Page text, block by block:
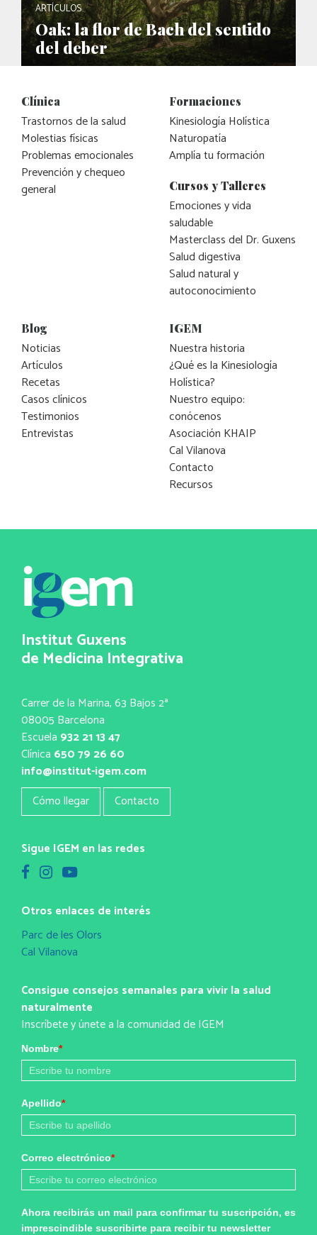
ARTÍCULOS
Oak: la flor de Bach del sentido
del deber
Clínica
Trastornos de la salud
Molestias físicas
Problemas emocionales
Prevención y chequeo
general
Formaciones
Kinesiología Holística
Naturopatía
Amplía tu formación
Cursos y Talleres
Emociones y vida
saludable
Masterclass del Dr. Guxens
Salud digestiva
Salud natural y
autoconocimiento
Blog
Noticias
Artículos
Recetas
Casos clínicos
Testimonios
Entrevistas
IGEM
Nuestra historia
¿Qué es la Kinesiología
Holística?
Nuestro equipo:
conócenos
Asociación KHAIP
Cal Vilanova
Contacto
Recursos
Institut Guxens
de Medicina Integrativa
Carrer de la Marina, 63 Bajos 2ª
08005 Barcelona
Escuela 932 21 13 47
Clínica 650 79 26 60
info@institut-igem.com
Cómo llegar
Contacto
Sigue IGEM en las redes
Otros enlaces de interés
Parc de les Olors
Cal Vilanova
Consigue consejos semanales para vivir la salud
naturalmente
Inscríbete y únete a la comunidad de IGEM
Nombre*
Apellido*
Correo electrónico*
Ahora recibirás un mail para confirmar tu suscripción, es
imprescindible suscribirte para recibir tu newsletter